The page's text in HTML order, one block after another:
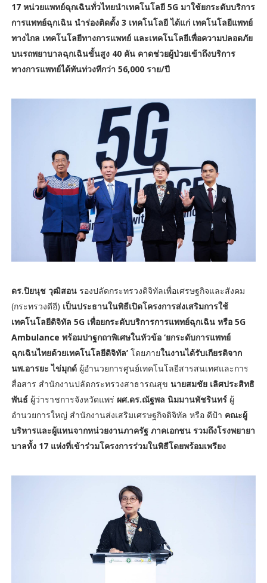
17 หน่วยแพทย์ฉุกเฉินทั่วไทยนำเทคโนโลยี 5G มาใช้ยกระดับบริการ
การแพทย์ฉุกเฉิน นำร่องติดตั้ง 3 เทคโนโลยี ได้แก่ เทคโนโลยีแพทย์
ทางไกล เทคโนโลยีทางการแพทย์ และเทคโนโลยีเพื่อความปลอดภัย
บนรถพยาบาลฉุกเฉินขั้นสูง 40 คัน คาดช่วยผู้ป่วยเข้าถึงบริการ
ทางการแพทย์ได้ทันท่วงทีกว่า 56,000 ราย/ปี
ดร.ปิยนุช วุฒิสอนรองปลัดกระทรวงดิจิทัลเพื่อเศรษฐกิจและสังคม
(กระทรวงดีอี) เป็นประธานในพิธีเปิดโครงการส่งเสริมการใช้
เทคโนโลยีดิจิทัล 5G เพื่อยกระดับบริการการแพทย์ฉุกเฉิน หรือ 5G
Ambulance พร้อมปาฐกถาพิเศษในหัวข้อ ‘ยกระดับการแพทย์
ฉุกเฉินไทยด้วยเทคโนโลยีดิจิทัล’โดยภายในงานได้รับเกียรติจาก
นพ.อารยะ ไข่มุกด์ผู้อำนวยการศูนย์เทคโนโลยีสารสนเทศและการ
สื่อสาร สำนักงานปลัดกระทรวงสาธารณสุข นายสมชัย เลิศประสิทธิ
พันธ์ผู้ว่าราชการจังหวัดแพร่ ผศ.ดร.ณัฐพล นิมมานพัชรินทร์ ผู้
อำนวยการใหญ่ สำนักงานส่งเสริมเศรษฐกิจดิจิทัล หรือ ดีป้า คณะผู้
บริหารและผู้แทนจากหน่วยงานภาครัฐ ภาคเอกชน รวมถึงโรงพยายา
บาลทั้ง 17 แห่งที่เข้าร่วมโครงการร่วมในพิธีโดยพร้อมเพรียง